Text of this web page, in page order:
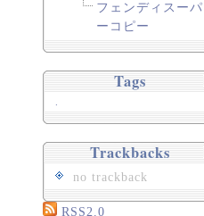
フェンディスーパ
ーコピー
Tags
Trackbacks
no trackback
RSS2.0